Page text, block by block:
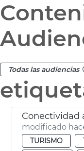
Todas las audiencias
Conectividad
modificado
TURISMO